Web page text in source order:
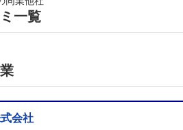
一覧
会社